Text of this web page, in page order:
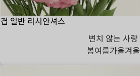
겹 일반 리시안셔스
변치 않는 사랑
봄여름가을겨울